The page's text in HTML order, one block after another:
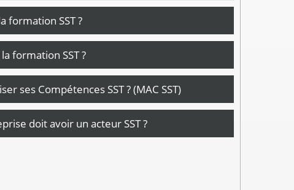
formation SST ?
formation SST ?
ses Compétences SST ? (MAC SST)
doit avoir un acteur SST ?